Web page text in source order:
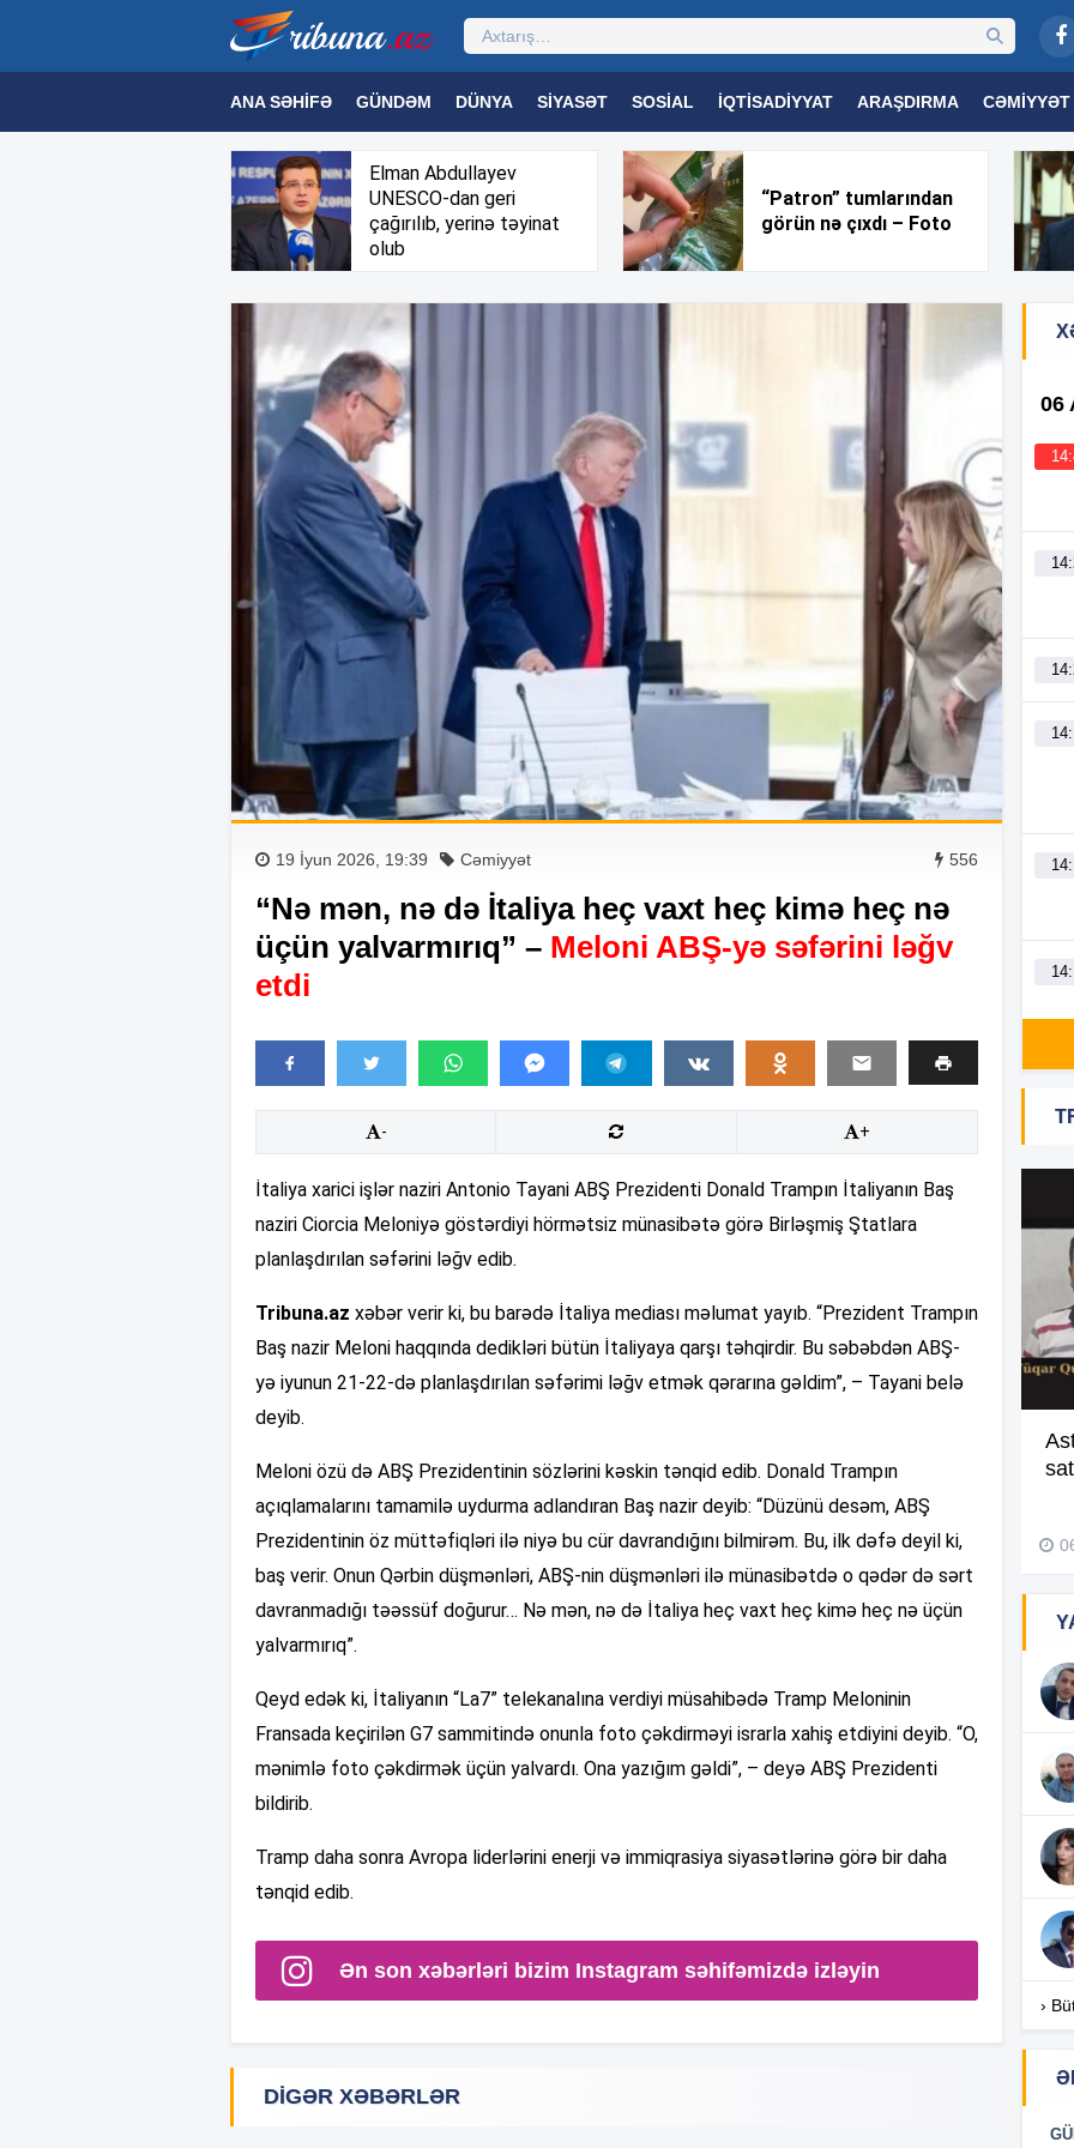
ANA SƏHIFƏ GÜNDƏM DÜNYA SIYASƏT SOSIAL İQTISADIYYAT ARAŞDIRMA CƏMIYYƏT
MƏDƏNIYYƏT MAQAZIN TEXNOLOGIYA TƏHSIL SAĞLAMLIQ TRIBUNA TV
Elman Abdullayev
UNESCO-dan geri
çağırılıb, yerinə təyinat
olub
“Patron” tumlarından
görün nə çıxdı – Foto
19 İyun 2026, 19:39 Cəmiyyət 556
“Nə mən, nə də İtaliya heç vaxt heç kimə heç nə
üçün yalvarmırıq” – Meloni ABŞ-yə səfərini ləğv
etdi
- +
İtaliya xarici işlər naziri Antonio Tayani ABŞ Prezidenti Donald Trampın İtaliyanın Baş
naziri Ciorcia Meloniyə göstərdiyi hörmətsiz münasibətə görə Birləşmiş Ştatlara
planlaşdırılan səfərini ləğv edib.
Tribuna.az xəbər verir ki, bu barədə İtaliya mediası məlumat yayıb. “Prezident Trampın
Baş nazir Meloni haqqında dedikləri bütün İtaliyaya qarşı təhqirdir. Bu səbəbdən ABŞ-
yə iyunun 21-22-də planlaşdırılan səfərimi ləğv etmək qərarına gəldim”, – Tayani belə
deyib.
Meloni özü də ABŞ Prezidentinin sözlərini kəskin tənqid edib. Donald Trampın
açıqlamalarını tamamilə uydurma adlandıran Baş nazir deyib: “Düzünü desəm, ABŞ
Prezidentinin öz müttəfiqləri ilə niyə bu cür davrandığını bilmirəm. Bu, ilk dəfə deyil ki,
baş verir. Onun Qərbin düşmənləri, ABŞ-nin düşmənləri ilə münasibətdə o qədər də sərt
davranmadığı təəssüf doğurur… Nə mən, nə də İtaliya heç vaxt heç kimə heç nə üçün
yalvarmırıq”.
Qeyd edək ki, İtaliyanın “La7” telekanalına verdiyi müsahibədə Tramp Meloninin
Fransada keçirilən G7 sammitində onunla foto çəkdirməyi israrla xahiş etdiyini deyib. “O,
mənimlə foto çəkdirmək üçün yalvardı. Ona yazığım gəldi”, – deyə ABŞ Prezidenti
bildirib.
Tramp daha sonra Avropa liderlərini enerji və immiqrasiya siyasətlərinə görə bir daha
tənqid edib.
Ən son xəbərləri bizim Instagram səhifəmizdə izləyin
DIGƏR XƏBƏRLƏR
06
etdilər –Video
29 İyul 2026, 10:13
›